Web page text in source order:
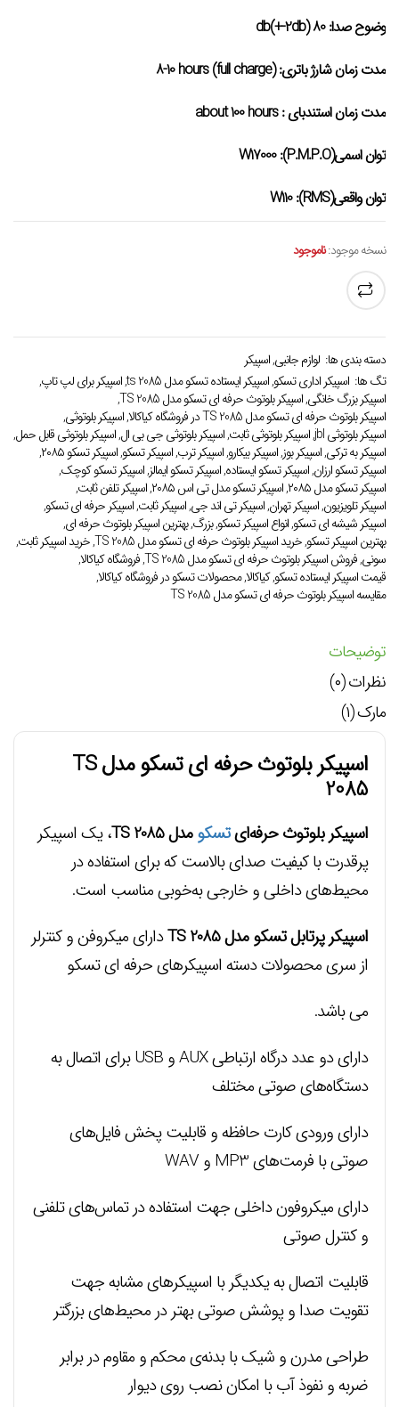
وضوح صدا:80 db(+-2db)
مدت زمان شارژ باتری:(full charge) 8-10 hours
مدت زمان استندبای :about 100 hours
توان اسمی(P.M.P.O):
W17000
توان واقعی(RMS):
W110
نسخه موجود:ناموجود
دسته بندی ها: لوازم جانبی,اسپیکر
تگ ها: اسپیکر اداری تسکو,اسپیکر ایستاده تسکو مدل ts 2085 ,اسپیکر برای لپ تاپ,
اسپیکر بزرگ خانگی,اسپیکر بلوتوث حرفه ای تسکو مدل TS 2085
,
اسپیکر بلوتوث حرفه ای تسکو مدل TS 2085 در فروشگاه کیاکالا
,اسپیکر بلوتوثی,
اسپیکر بلوتوثی jbl
,اسپیکر بلوتوثی ثابت,اسپیکر بلوتوثی جی بی ال,اسپیکر بلوتوثی قابل حمل,
اسپیکر به ترکی,اسپیکر بوز,اسپیکر بیکارو,اسپیکر ترب,اسپیکر تسکو,اسپیکر تسکو ۲۰۸۵
,
اسپیکر تسکو ارزان,اسپیکر تسکو ایستاده,اسپیکر تسکو ایمالز,اسپیکر تسکو کوچک,
اسپیکر تسکو مدل ۲۰۸۵
,اسپیکر تسکو مدل تی اس ۲۰۸۵ ,اسپیکر تلفن ثابت,
اسپیکر تلویزیون,اسپیکر تهران,اسپیکر تی اند جی,اسپیکر ثابت,اسپیکر حرفه ای تسکو,
اسپیکر شیشه ای تسکو,انواع اسپیکر تسکو,بزرگ,بهترین اسپیکر بلوتوث حرفه ای,
بهترین اسپیکر تسکو,خرید اسپیکر بلوتوث حرفه ای تسکو مدل TS 2085 ,خرید اسپیکر ثابت,
سونی,فروش اسپیکر بلوتوث حرفه ای تسکو مدل TS 2085 ,فروشگاه کیاکالا,
قیمت اسپیکر ایستاده تسکو,کیاکالا,محصولات تسکو در فروشگاه کیاکالا,
مقایسه اسپیکر بلوتوث حرفه ای تسکو مدل TS 2085
توضیحات
نظرات (۰)
مارک (۱)
اسپیکر بلوتوث حرفه ای تسکو مدل TS
2085
اسپیکر بلوتوث حرفه‌ایتسکومدل TS 2085
، یک اسپیکر
پرقدرت با کیفیت صدای بالاست که برای استفاده در
محیط‌های داخلی و خارجی به‌خوبی مناسب است.
اسپیکر پرتابل تسکو مدل TS 2085
دارای میکروفن و کنترلر
از سری محصولات دسته اسپیکرهای حرفه ای تسکو
می باشد.
دارای دو عدد درگاه ارتباطی AUX و USB برای اتصال به
دستگاه‌های صوتی مختلف
دارای ورودی کارت حافظه و قابلیت پخش فایل‌های
صوتی با فرمت‌های MP3 و WAV
دارای میکروفون داخلی جهت استفاده در تماس‌های تلفنی
و کنترل صوتی
قابلیت اتصال به یکدیگر با اسپیکر‌های مشابه جهت
تقویت صدا و پوشش صوتی بهتر در محیط‌های بزرگتر
طراحی مدرن و شیک با بدنه‌ی محکم و مقاوم در برابر
ضربه و نفوذ آب با امکان نصب روی دیوار